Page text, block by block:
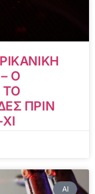
Ο
ΤΟ
ΠΡΙΝ
AI